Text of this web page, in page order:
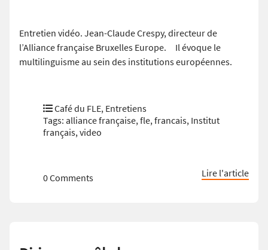
Entretien vidéo. Jean-Claude Crespy, directeur de
l’Alliance française Bruxelles Europe. Il évoque le
multilinguisme au sein des institutions européennes.
Café du FLE, Entretiens
Tags: alliance française, fle, francais, Institut
français, video
0 Comments Lire l'article